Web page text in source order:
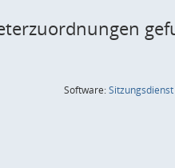
Software:Sitzungsdienst